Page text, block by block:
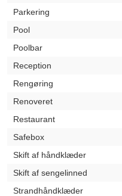
Parkering
Pool
Poolbar
Reception
Rengøring
Renoveret
Restaurant
Safebox
Skift af håndklæder
Skift af sengelinned
Strandhåndklæder